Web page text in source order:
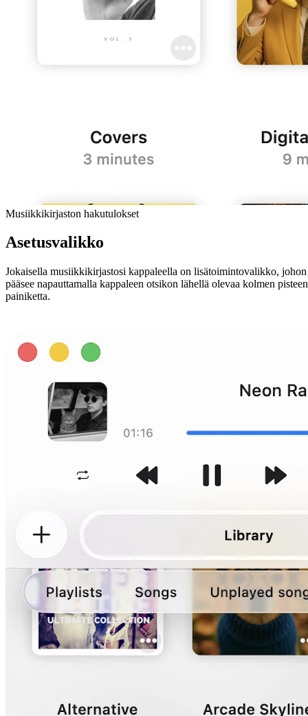
Musiikkikirjaston hakutulokset
Asetusvalikko
Jokaisella musiikkikirjastosi kappaleella on lisätoimintovalikko, johon
pääsee napauttamalla kappaleen otsikon lähellä olevaa kolmen pisteen
painiketta.